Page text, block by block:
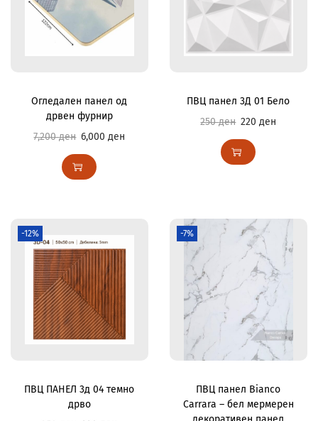
Огледален панел од
дрвен фурнир
7,200ден 6,000ден
ПВЦ панел 3Д 01 Бело
250ден 220ден
-12%
ПВЦ ПАНЕЛ 3д 04 темно
дрво
-7%
ПВЦ панел Bianco
Carrara – бел мермерен